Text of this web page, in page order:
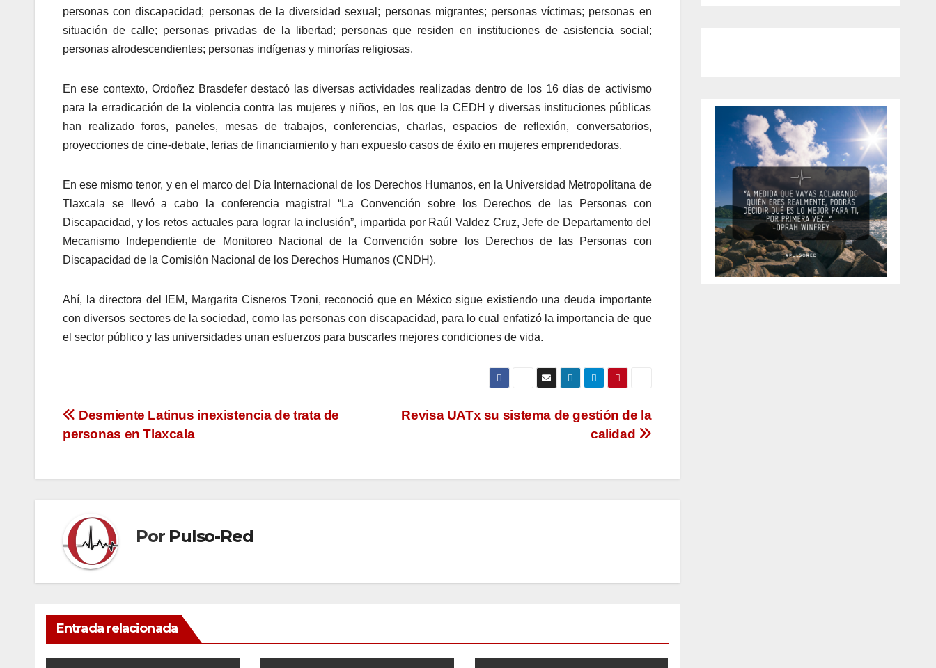
personas con discapacidad; personas de la diversidad sexual; personas migrantes; personas víctimas; personas en
situación de calle; personas privadas de la libertad; personas que residen en instituciones de asistencia social;
personas afrodescendientes; personas indígenas y minorías religiosas.
En ese contexto, Ordoñez Brasdefer destacó las diversas actividades realizadas dentro de los 16 días de activismo
para la erradicación de la violencia contra las mujeres y niños, en los que la CEDH y diversas instituciones públicas
han realizado foros, paneles, mesas de trabajos, conferencias, charlas, espacios de reflexión, conversatorios,
proyecciones de cine-debate, ferias de financiamiento y han expuesto casos de éxito en mujeres emprendedoras.
En ese mismo tenor, y en el marco del Día Internacional de los Derechos Humanos, en la Universidad Metropolitana de
Tlaxcala se llevó a cabo la conferencia magistral “La Convención sobre los Derechos de las Personas con
Discapacidad, y los retos actuales para lograr la inclusión”, impartida por Raúl Valdez Cruz, Jefe de Departamento del
Mecanismo Independiente de Monitoreo Nacional de la Convención sobre los Derechos de las Personas con
Discapacidad de la Comisión Nacional de los Derechos Humanos (CNDH).
Ahí, la directora del IEM, Margarita Cisneros Tzoni, reconoció que en México sigue existiendo una deuda importante
con diversos sectores de la sociedad, como las personas con discapacidad, para lo cual enfatizó la importancia de que
el sector público y las universidades unan esfuerzos para buscarles mejores condiciones de vida.
Navegación
de
entradas
Revisa UATx su sistema de gestión de la
calidad
Desmiente Latinus inexistencia de trata de
personas en Tlaxcala
Por Pulso-Red
Entrada relacionada